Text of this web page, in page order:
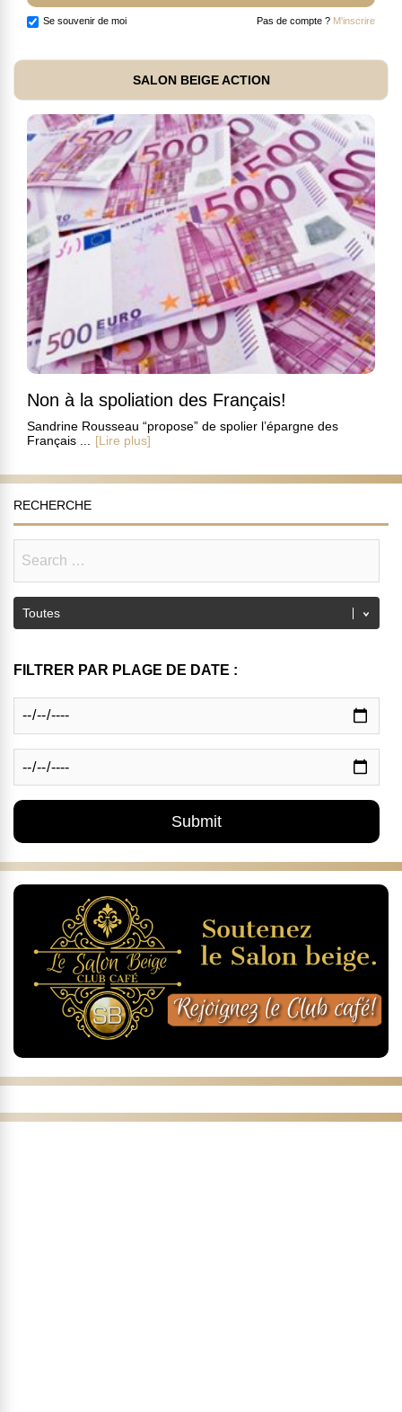
Se souvenir de moi Pas de compte ? M'inscrire
SALON BEIGE ACTION
Non à la spoliation des Français!
Sandrine Rousseau “propose” de spolier l’épargne des
Français ...
[Lire plus]
RECHERCHE
FILTRER PAR PLAGE DE DATE :